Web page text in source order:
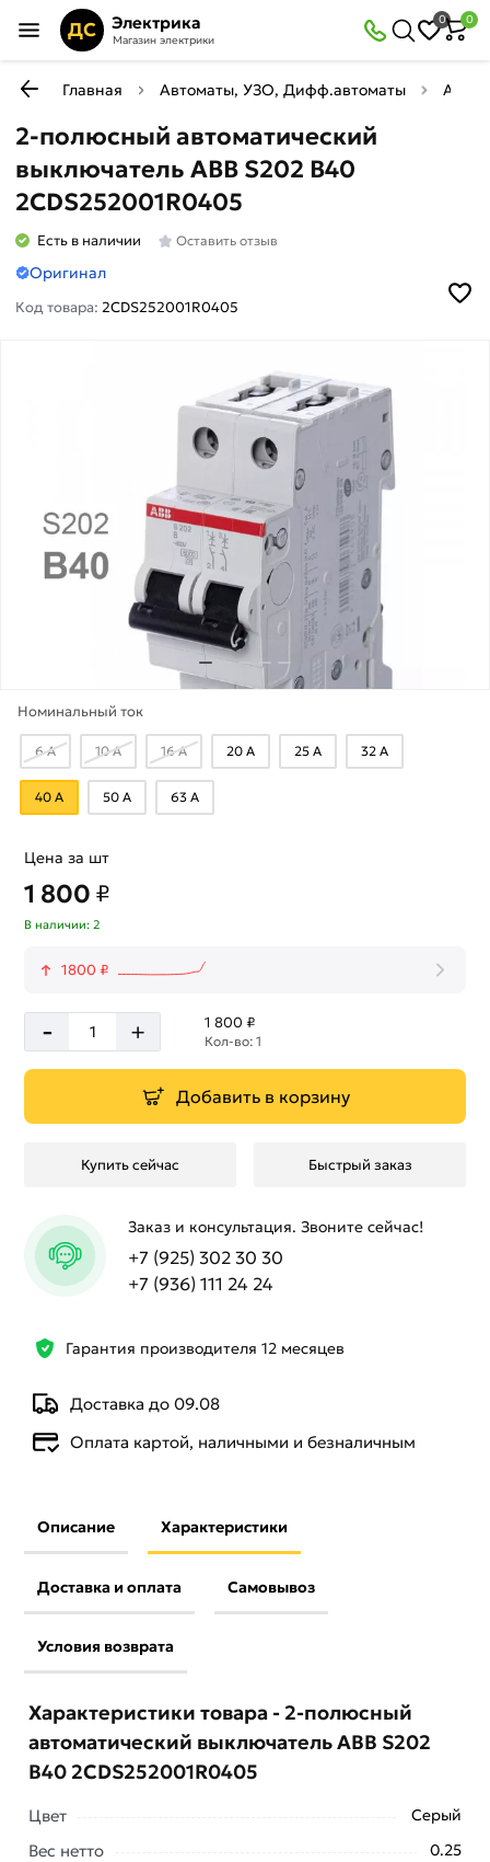
ДС Электрика
Магазин электрики
0 0
Главная Автоматы, УЗО, Дифф.автоматы
2-полюсный автоматический
выключатель ABB S202 B40
2CDS252001R0405
Есть в наличии Оставить отзыв
Оригинал
Код товара:2CDS252001R0405
Номинальный ток
6 А 10 А 16 А 20 А 25 А 32 А
40 А 50 А 63 А
Гарантия производителя 12 месяцев
Доставка до 09.08
Оплата картой, наличными и безналичным
Цена за шт
1 800 ₽
В наличии: 2
1800 ₽
- + 1 800 ₽
Кол-во: 1
Добавить в корзину
Купить сейчас Быстрый заказ
Заказ и консультация. Звоните сейчас!
+7 (925) 302 30 30
+7 (936) 111 24 24
Описание Характеристики
Доставка и оплата Самовывоз
Условия возврата
Характеристики товара - 2-полюсный
автоматический выключатель ABB S202
B40 2CDS252001R0405
Цвет Серый
Вес нетто 0.25